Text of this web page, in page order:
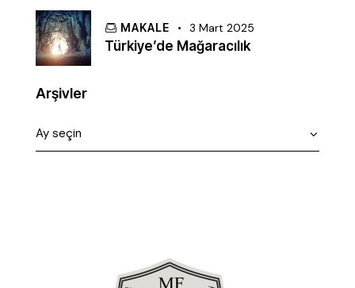
MAKALE 3 Mart 2025
Türkiye’de Mağaracılık
Arşivler